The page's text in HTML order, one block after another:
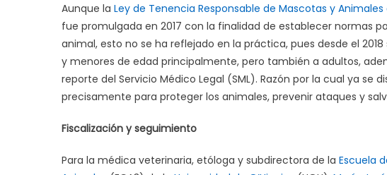
Aunque la Ley de Tenencia Responsable de Mascotas y Animales
fue promulgada en 2017 con la finalidad de establecer normas
animal, esto no se ha reflejado en la práctica, pues desde el
y menores de edad principalmente, pero también a adultos,
reporte del Servicio Médico Legal (SML). Razón por la cual ya se
precisamente para proteger los animales, prevenir ataques y
Fiscalización y seguimiento
Para la médica veterinaria, etóloga y subdirectora de la Escuela